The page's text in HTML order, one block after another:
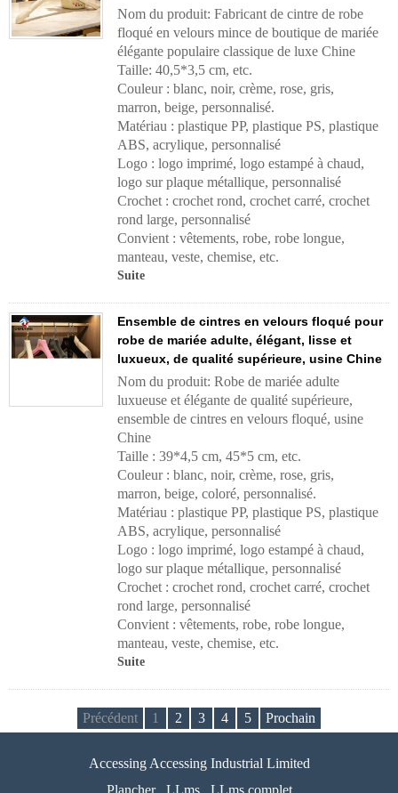
Nom du produit: Fabricant de cintre de robe
floqué en velours mince de boutique de mariée
élégante populaire classique de luxe Chine
Taille: 40,5*3,5 cm, etc.
Couleur : blanc, noir, crème, rose, gris,
marron, beige, personnalisé.
Matériau : plastique PP, plastique PS, plastique
ABS, acrylique, personnalisé
Logo : logo imprimé, logo estampé à chaud,
logo sur plaque métallique, personnalisé
Crochet : crochet rond, crochet carré, crochet
rond large, personnalisé
Convient : vêtements, robe, robe longue,
manteau, veste, chemise, etc.
Suite
Ensemble de cintres en velours floqué pour
robe de mariée adulte, élégant, lisse et
luxueux, de qualité supérieure, usine Chine
Nom du produit: Robe de mariée adulte
luxueuse et élégante de qualité supérieure,
ensemble de cintres en velours floqué, usine
Chine
Taille : 39*4,5 cm, 45*5 cm, etc.
Couleur : blanc, noir, crème, rose, gris,
marron, beige, coloré, personnalisé.
Matériau : plastique PP, plastique PS, plastique
ABS, acrylique, personnalisé
Logo : logo imprimé, logo estampé à chaud,
logo sur plaque métallique, personnalisé
Crochet : crochet rond, crochet carré, crochet
rond large, personnalisé
Convient : vêtements, robe, robe longue,
manteau, veste, chemise, etc.
Suite
Précédent 1 2 3 4 5 Prochain
Accessing Accessing Industrial Limited
Plancher
LLms LLms complet